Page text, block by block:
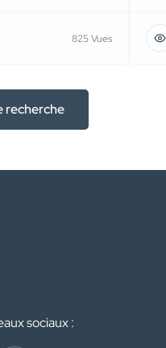
825 Vues
recherche
sociaux :